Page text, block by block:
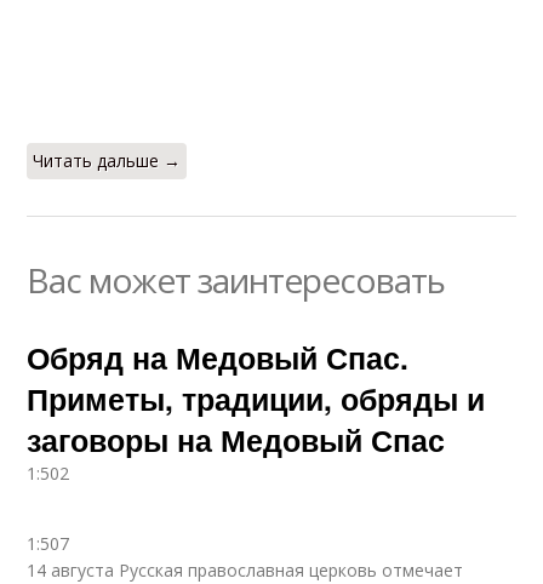
Читать дальше →
Вас может заинтересовать
Обряд на Медовый Спас.
Приметы, традиции, обряды и
заговоры на Медовый Спас
1:502
1:507
14 августа Русская православная церковь отмечает